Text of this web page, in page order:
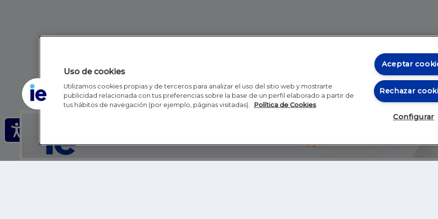
Inicio RSS
Uso de cookies
Utilizamos cookies propias y de terceros para analizar el uso del sitio web y mostrarte
publicidad relacionada con tus preferencias sobre la base de un perfil elaborado a partir de
tus hábitos de navegación (por ejemplo, páginas visitadas).
Política de Cookies
Aceptar
Rechazar
Configurar